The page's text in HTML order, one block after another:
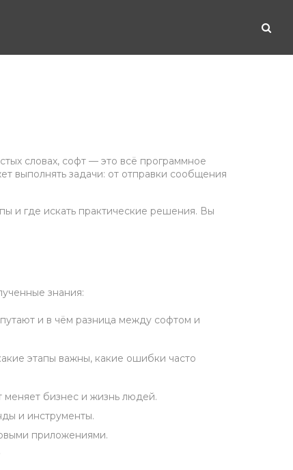
словах, софт — это всё программное
выполнять задачи: от отправки сообщения
и где искать практические решения. Вы
знания:
и в чём разница между софтом и
этапы важны, какие ошибки часто
меняет бизнес и жизнь людей.
и инструменты.
приложениями.